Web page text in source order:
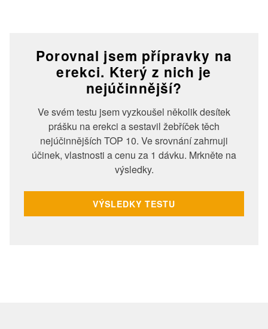
Porovnal jsem přípravky na
erekci. Který z nich je
nejúčinnější?
Ve svém testu jsem vyzkoušel několik desítek
prášku na erekci a sestavil žebříček těch
nejúčinnějších TOP 10. Ve srovnání zahrnuji
účinek, vlastnosti a cenu za 1 dávku. Mrkněte na
výsledky.
VÝSLEDKY TESTU